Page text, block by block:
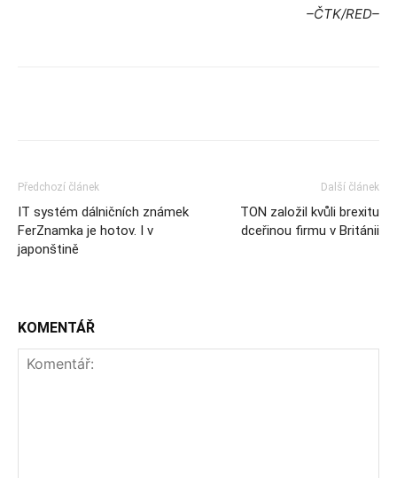
–ČTK/RED–
Předchozí článek
IT systém dálničních známek
FerZnamka je hotov. I v
japonštině
Další článek
TON založil kvůli brexitu
dceřinou firmu v Británii
KOMENTÁŘ